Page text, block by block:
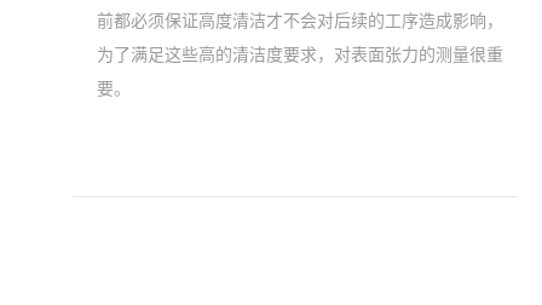
前都必须保证高度清洁才不会对后续的工序造成影响，
为了满足这些高的清洁度要求，对表面张力的测量很重
要。